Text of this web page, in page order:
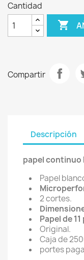
Cantidad

Compartir
Descripción
papel continuo
Papel
2 cortes.
Papel de
Original.
Caja de
portes